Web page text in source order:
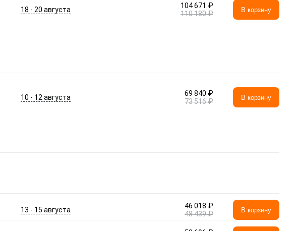
18 - 20 августа
104 671 ₽
110 180 ₽
В корзину
10 - 12 августа
69 840 ₽
73 516 ₽
В корзину
13 - 15 августа
46 018 ₽
48 439 ₽
В корзину